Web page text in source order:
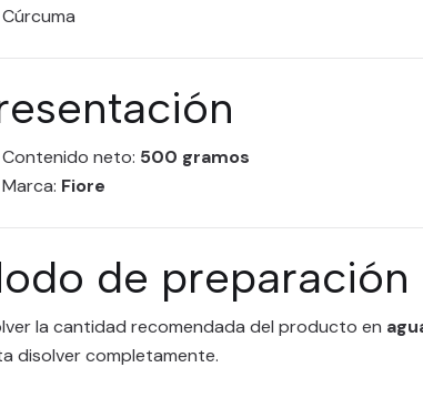
Cúrcuma
Contenido neto: 500 gramos
Marca: Fiore
de preparación
la cantidad recomendada del producto en
disolver completamente.